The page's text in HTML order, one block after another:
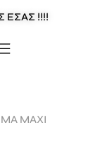
ΕΣΑΣ !!!!
MAXI